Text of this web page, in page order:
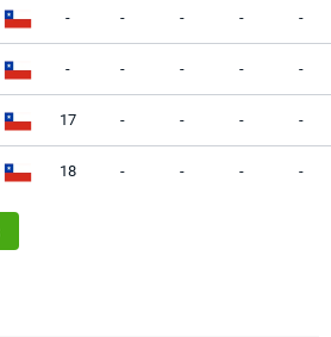
- - - - -
- - - - -
17 - - - -
18 - - - -